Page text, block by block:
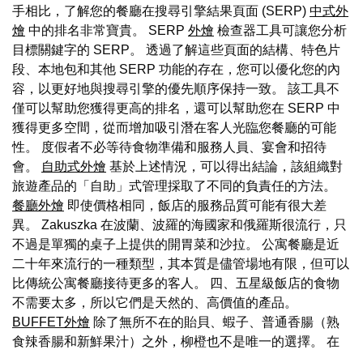
手相比，了解您的餐廳在搜尋引擎結果頁面 (SERP) 中式外
燴 中的排名非常寶貴。 SERP 外燴 檢查器工具可讓您分析
目標關鍵字的 SERP。 透過了解這些頁面的結構、特色片
段、本地包和其他 SERP 功能的存在，您可以優化您的內
容，以更好地與搜尋引擎的優先順序保持一致。 該工具不
僅可以幫助您獲得更高的排名，還可以幫助您在 SERP 中
獲得更多空間，從而增加吸引潛在客人光臨您餐廳的可能
性。 度假者不必等待食物準備和服務人員、宴會和招待
會。
自助式外燴 基於上述情況，可以得出結論，該組織對
旅遊產品的「自助」式管理採取了不同的負責任的方法。
餐廳外燴 即使價格相同，飯店的服務品質可能有很大差
異。 Zakuszka 在波蘭、波羅的海國家和俄羅斯很流行，只
不過是單獨的桌子上提供的開胃菜和沙拉。 公寓餐廳是近
二十年來流行的一種類型，其本質是儘管場地有限，但可以
比傳統公寓餐廳接待更多的客人。 四、五星級飯店的食物
不需要太多，所以它們是天然的、高價值的產品。
BUFFET外燴 除了無所不在的貽貝、蝦子、普通香腸（熟
食辣香腸和新鮮果汁）之外，柳橙也不是唯一的選擇。 在